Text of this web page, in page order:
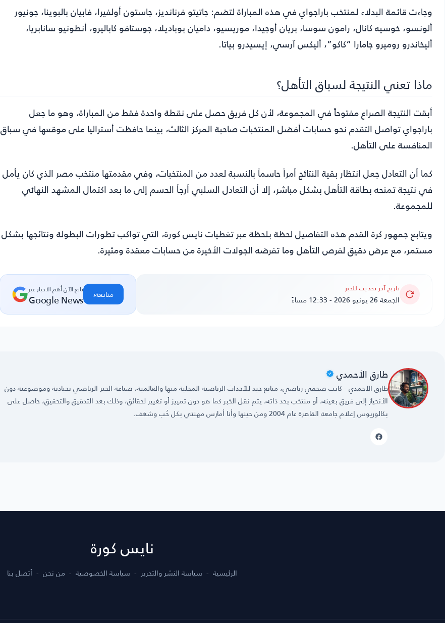
وجاءت قائمة البدلاء لمنتخب باراجواي في هذه المباراة لتضم: جاتيتو فرنانديز، جاستون أولفيرا، فابيان بالبوينا، جونيور
ألونسو، خوسيه كانال، رامون سوسا، بريان أوجيدا، موريسيو، داميان بوباديلا، جوستافو كاباليرو، أنطونيو سانابريا،
أليخاندرو روميرو جامارا “كاكو”، أليكس آرسي، إيسيدرو بياتا.
ماذا تعني النتيجة لسباق التأهل؟
أبقت النتيجة الصراع مفتوحاً في المجموعة، لأن كل فريق حصل على نقطة واحدة فقط من المباراة، وهو ما جعل
باراجواي تواصل التقدم نحو حسابات أفضل المنتخبات صاحبة المركز الثالث، بينما حافظت أستراليا على موقعها في سباق
المنافسة على التأهل.
كما أن التعادل جعل انتظار بقية النتائج أمراً حاسماً بالنسبة لعدد من المنتخبات، وفي مقدمتها منتخب مصر الذي كان يأمل
في نتيجة تمنحه بطاقة التأهل بشكل مباشر، إلا أن التعادل السلبي أرجأ الحسم إلى ما بعد اكتمال المشهد النهائي
للمجموعة.
ويتابع جمهور كرة القدم هذه التفاصيل لحظة بلحظة عبر تغطياتنايس كورة، التي تواكب تطورات البطولة ونتائجها بشكل
مستمر، مع عرض دقيق لفرص التأهل وما تفرضه الجولات الأخيرة من حسابات معقدة ومثيرة.
تاريخ آخر تحديث للخبر
الجمعة 26 يونيو 2026 - 12:33 مساءً
تابع الآن أهم الأخبار عبر
Google News متابعة‹
طارق الأحمدي
طارق الأحمدي - كاتب صحفي رياضي، متابع جيد للأحداث الرياضية المحلية منها والعالمية، صياغة الخبر الرياضي بحيادية وموضوعية دون
الأنحياز إلى فريق بعينه، أو منتخب بحد ذاته، يتم نقل الخبر كما هو دون تمييز أو تغيير لحقائق، وذلك بعد التدقيق والتحقيق، حاصل على
بكالوريوس إعلام جامعة القاهرة عام 2004 ومن حينها وأنا أمارس مهنتي بكل حُب وشغف.
نايس كورة
الرئيسية سياسة النشر والتحرير سياسة الخصوصية من نحن أتصل بنا